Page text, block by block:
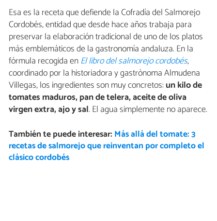
Esa es la receta que defiende la Cofradía del Salmorejo
Cordobés, entidad que desde hace años trabaja para
preservar la elaboración tradicional de uno de los platos
más emblemáticos de la gastronomía andaluza. En la
fórmula recogida enEl libro del salmorejo cordobés,
coordinado por la historiadora y gastrónoma Almudena
Villegas, los ingredientes son muy concretos:un kilo de
tomates maduros, pan de telera, aceite de oliva
virgen extra, ajo y sal. El agua simplemente no aparece.
También te puede interesar: Más allá del tomate: 3
recetas de salmorejo que reinventan por completo el
clásico cordobés